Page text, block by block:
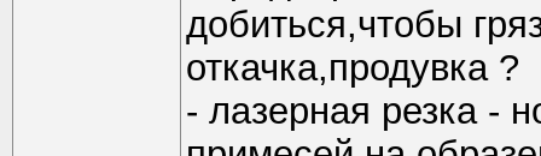
добиться,чтобы
откачка,продувка ?
- лазерная резка -